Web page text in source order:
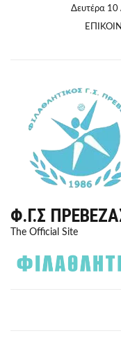
Δευτέρα
Φ.Γ.Σ
The Official Site